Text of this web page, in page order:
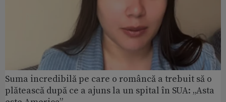
Suma incredibilă pe care o româncă a trebuit să o
plătească după ce a ajuns la un spital în SUA: „Asta